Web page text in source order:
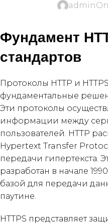
admin
Фундамент
стандартов
Протоколы HTTP и
фундаментальные
Эти протоколы
информации между
пользователей. HTTP
Hypertext Transfer
передачи гипертекста.
разработан в начале
базой для передачи
паутине.
HTTPS представляет